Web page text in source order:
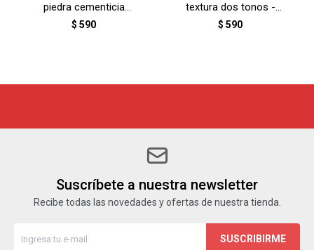
piedra cementicia
Rectangular 23x16cm -
$ 590
textura dos tonos -
BLANCO
$ 590
Suscríbete a nuestra newsletter
Recibe todas las novedades y ofertas de nuestra tienda.
SUSCRIBIRME